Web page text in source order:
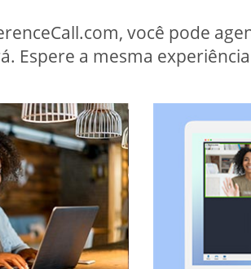
você pode
Espere a mesma